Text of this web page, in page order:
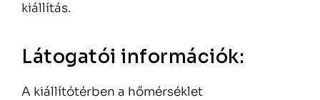
kiállítás.
Látogatói információk:
A kiállítótérben a hőmérséklet